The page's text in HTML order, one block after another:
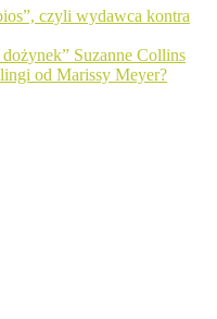
czyli wydawca kontra
Suzanne Collins
od Marissy Meyer?